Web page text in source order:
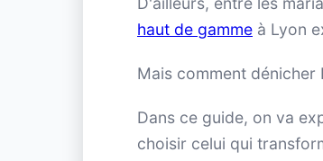
haut de gamme à Lyon
Mais comment
Dans ce guide, on va
choisir celui qui